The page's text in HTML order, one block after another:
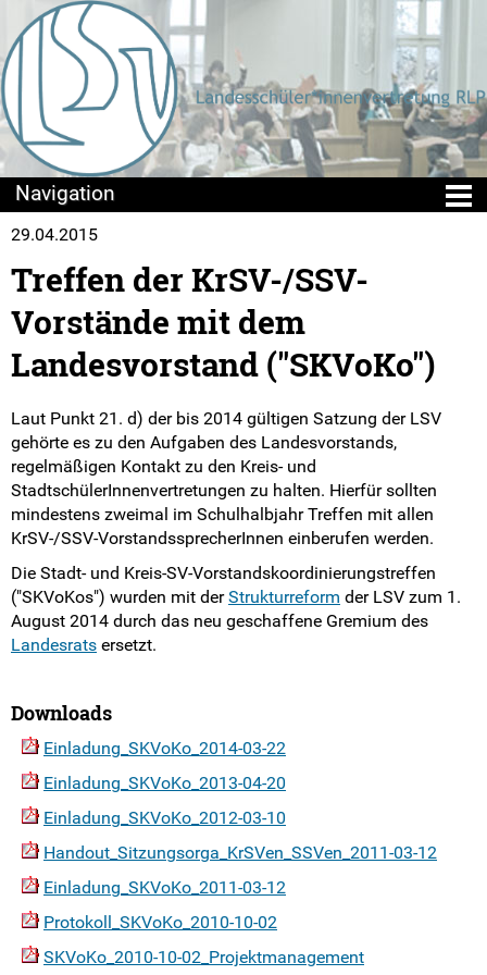
Die LSV
Wir über uns
Kreis- und Stadt-SVen
SKVoKo-Treffen
Arbeitsprogramm
Der Landesrat
FSJ Politik in der LSV
LSV-Förderverein
Fotos
29.04.2015
Treffen der KrSV-/SSV-
Vorstände mit dem
Landesvorstand ("SKVoKo")
Laut Punkt 21. d) der bis 2014 gültigen Satzung der LSV
gehörte es zu den Aufgaben des Landesvorstands,
regelmäßigen Kontakt zu den Kreis- und
StadtschülerInnenvertretungen zu halten. Hierfür sollten
mindestens zweimal im Schulhalbjahr Treffen mit allen
KrSV-/SSV-VorstandssprecherInnen einberufen werden.
Die Stadt- und Kreis-SV-Vorstandskoordinierungstreffen
("SKVoKos") wurden mit derStrukturreform der LSV zum 1.
August 2014 durch das neu geschaffene Gremium des
Landesrats ersetzt.
Downloads
Einladung_SKVoKo_2014-03-22
Einladung_SKVoKo_2013-04-20
Einladung_SKVoKo_2012-03-10
Handout_Sitzungsorga_KrSVen_SSVen_2011-03-12
Einladung_SKVoKo_2011-03-12
Protokoll_SKVoKo_2010-10-02
SKVoKo_2010-10-02_Projektmanagement